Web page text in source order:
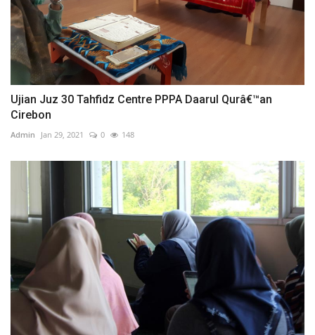
Ujian Juz 30 Tahfidz Centre PPPA Daarul Qurâ€™an
Cirebon
Admin Jan 29, 2021 0 148